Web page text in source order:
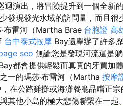
迴演出，將冒險提升到一個全新
發現發光水域的訪問量，而且很
布雷河（Martha Brae 台胞證 高
台中泰式按摩 Bay還舉辦了許多
seo 無論您是發現河流還是
Bay都會提供輕鬆而真實的牙買加
一的瑪莎·布雷河（Martha 按摩
在公路雞攤或海灘餐廳品嚐正
其他小島的極大悲傷聯繫在一起